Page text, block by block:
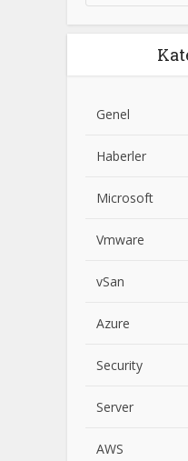
Genel
Haberler
Microsoft
Vmware
vSan
Azure
Security
Server
AWS